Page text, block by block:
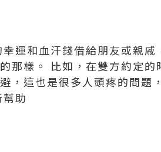
運和血汗錢借給朋友或親
那樣。 比如，在雙方約定
，這也是很多人頭疼的問題
助